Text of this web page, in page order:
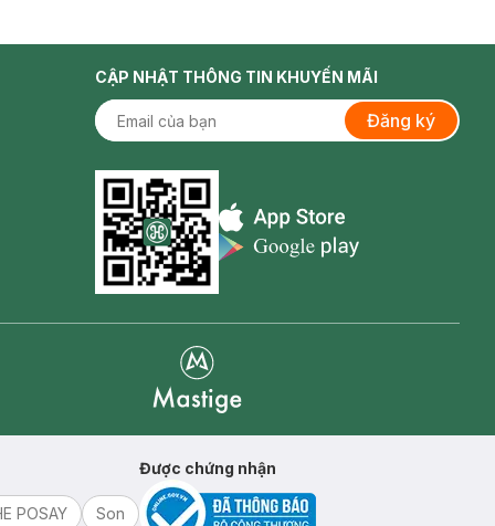
CẬP NHẬT THÔNG TIN KHUYẾN MÃI
Đăng ký
Appstore icon
POSAY
Son
Được chứng nhận